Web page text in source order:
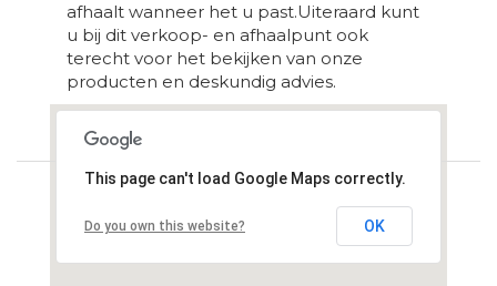
afhaalt wanneer het u past.Uiteraard kunt
u bij dit verkoop- en afhaalpunt ook
terecht voor het bekijken van onze
producten en deskundig advies.
Loading...
This page can't load Google Maps correctly.
Do you own this website? OK